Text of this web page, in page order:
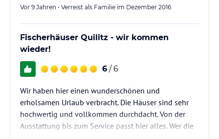
Vor 9 Jahren • Verreist als Familie im Dezember 2016
Fischerhäuser Quilitz - wir kommen
wieder!
6 / 6
Wir haben hier einen wunderschönen und
erholsamen Urlaub verbracht. Die Häuser sind sehr
hochwertig und vollkommen durchdacht. Von der
Ausstattung bis zum Service passt hier alles. Wer die